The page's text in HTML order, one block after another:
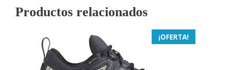
Productos relacionados
¡OFERTA!